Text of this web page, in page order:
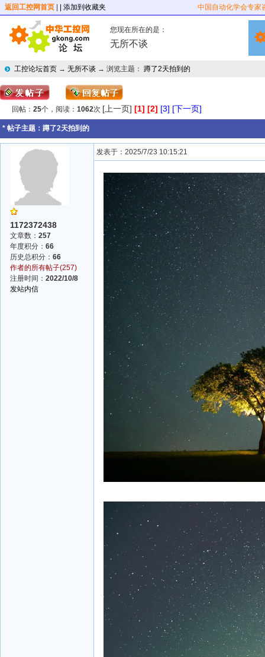
返回工控网首页 | 添加到收藏夹 中国自动化学会专家
您现在所在的是：
无所不谈
工控论坛首页 → 无所不谈 → 浏览主题： 蹲了2天拍到的
回帖： 25个，阅读： 1062次 [上一页] [1] [2] [3] [下一页]
* 帖子主题： 蹲了2天拍到的
1172372438
文章数： 257
年度积分： 66
历史总积分： 66
作者的所有帖子(257)
注册时间： 2022/10/8
发站内信
发表于：2025/7/23 10:15:21